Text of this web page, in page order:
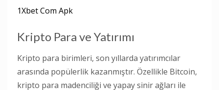
1Xbet Com Apk
Kripto Para ve Yatırımı
Kripto para birimleri, son yıllarda yatırımcılar
arasında popülerlik kazanmıştır. Özellikle Bitcoin,
kripto para madenciliği ve yapay sinir ağları ile